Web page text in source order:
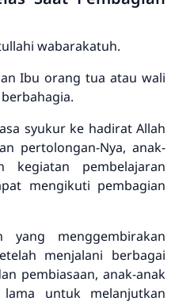
wabarakatuh.
Ibu orang tua atau wali
syukur ke hadirat Allah
pertolongan-Nya, anak-
kegiatan pembelajaran
mengikuti pembagian
menggembirakan
menjalani berbagai
pembiasaan, anak-anak
untuk melanjutkan